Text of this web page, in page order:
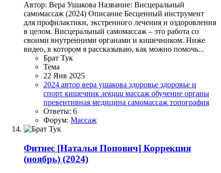
Автор: Вера Ушакова Название: Висцеральный
самомассаж (2024) Описание Бесценный инструмент
для профилактики, экстренного лечения и оздоровления
в целом. Висцеральный самомассаж – это работа со
своими внутренними органами и кишечником. Ниже
видео, в котором я рассказываю, как можно помочь...
Брат Тук
Тема
22 Янв 2025
2024 автор вера ушакова здоровье здоровье и
спорт кишечник лекции массаж обучение органы
превентивная медицина самомассаж топография
Ответы: 6
Форум: Массаж
Фитнес [Наталья Попович] Коррекция
(ноябрь) (2024)